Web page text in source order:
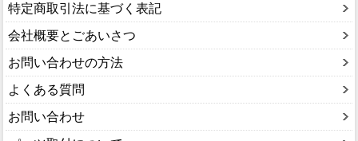
特定商取引法に基づく表記
会社概要とごあいさつ
お問い合わせの方法
よくある質問
お問い合わせ